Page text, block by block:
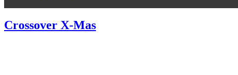
Crossover X-Mas